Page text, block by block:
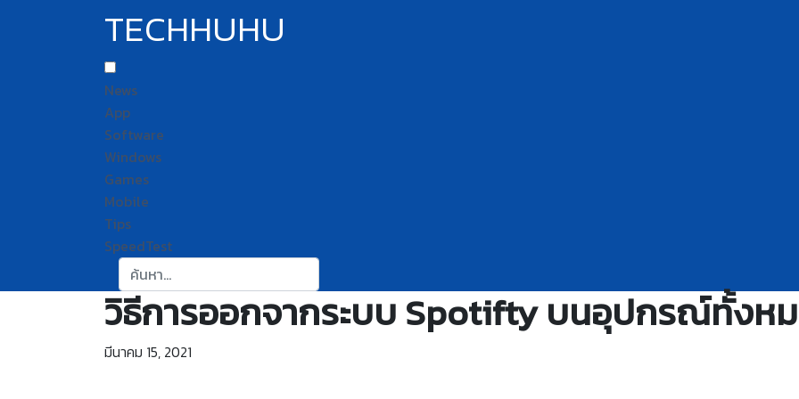
TECHHUHU
News
App
Software
Windows
Games
Mobile
Tips
SpeedTest
ค้นหา:
วิธีการออกจากระบบ Spotifty บนอุปกรณ์ทั้งห
มีนาคม 15, 2021